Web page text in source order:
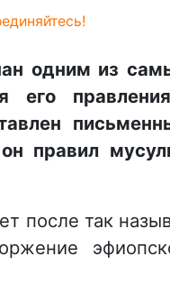
одним из
правил
после так